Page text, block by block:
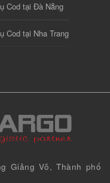
Cod tại Đà Nẵng
Cod tại Nha Trang
Giảng Võ, Thành phố